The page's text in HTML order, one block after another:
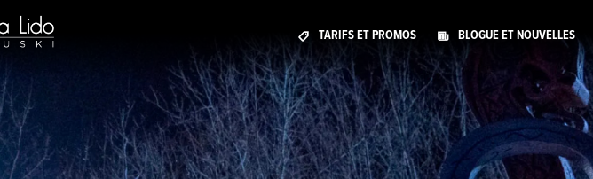
TARIFS ET PROMOS BLOGUE ET NOUVELLES